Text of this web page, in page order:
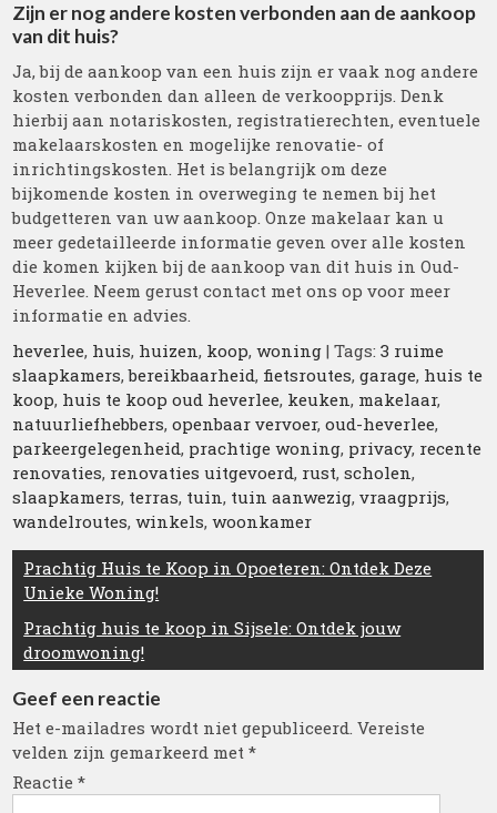
Zijn er nog andere kosten verbonden aan de aankoop
van dit huis?
Ja, bij de aankoop van een huis zijn er vaak nog andere
kosten verbonden dan alleen de verkoopprijs. Denk
hierbij aan notariskosten, registratierechten, eventuele
makelaarskosten en mogelijke renovatie- of
inrichtingskosten. Het is belangrijk om deze
bijkomende kosten in overweging te nemen bij het
budgetteren van uw aankoop. Onze makelaar kan u
meer gedetailleerde informatie geven over alle kosten
die komen kijken bij de aankoop van dit huis in Oud-
Heverlee. Neem gerust contact met ons op voor meer
informatie en advies.
heverlee, huis, huizen, koop,woning | Tags:3 ruime
slaapkamers,bereikbaarheid, fietsroutes,garage, huis te
koop, huis te koop oud heverlee, keuken, makelaar,
natuurliefhebbers,openbaar vervoer,oud-heverlee,
parkeergelegenheid, prachtige woning, privacy, recente
renovaties, renovaties uitgevoerd, rust,scholen,
slaapkamers, terras, tuin, tuin aanwezig,vraagprijs,
wandelroutes,winkels,woonkamer
Berichtnavigatie
Prachtig Huis te Koop in Opoeteren: Ontdek Deze
Unieke Woning!
Prachtig huis te koop in Sijsele: Ontdek jouw
droomwoning!
Geef een reactie
Het e-mailadres wordt niet gepubliceerd. Vereiste
velden zijn gemarkeerd met*
Reactie*